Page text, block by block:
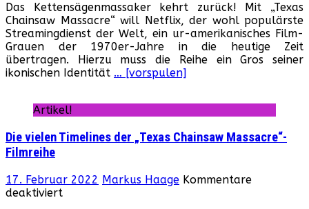
Chainsaw
Massacre“
(USA,
2022)
Das Kettensägenmassaker kehrt zurück! Mit „Texas
Chainsaw Massacre“ will Netflix, der wohl populärste
Streamingdienst der Welt, ein ur-amerikanisches Film-
Grauen der 1970er-Jahre in die heutige Zeit
übertragen. Hierzu muss die Reihe ein Gros seiner
ikonischen Identität … [vorspulen]
Artikel!
Die vielen Timelines der „Texas Chainsaw Massacre“-
Filmreihe
17. Februar 2022 Markus Haage Kommentare
deaktiviert